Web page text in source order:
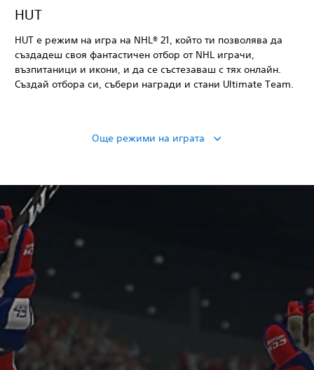
HUT
HUT е режим на игра на NHL® 21, който ти позволява да
създадеш своя фантастичен отбор от NHL играчи,
възпитаници и икони, и да се състезаваш с тях онлайн.
Създай отбора си, събери награди и стани Ultimate Team.
Още режими на играта